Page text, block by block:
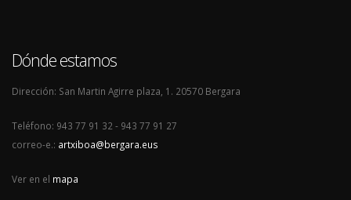
Dónde estamos
Dirección: San Martin Agirre plaza, 1. 20570 Bergara
Teléfono: 943 77 91 32 - 943 77 91 27
correo-e.: artxiboa@bergara.eus
Ver en el mapa